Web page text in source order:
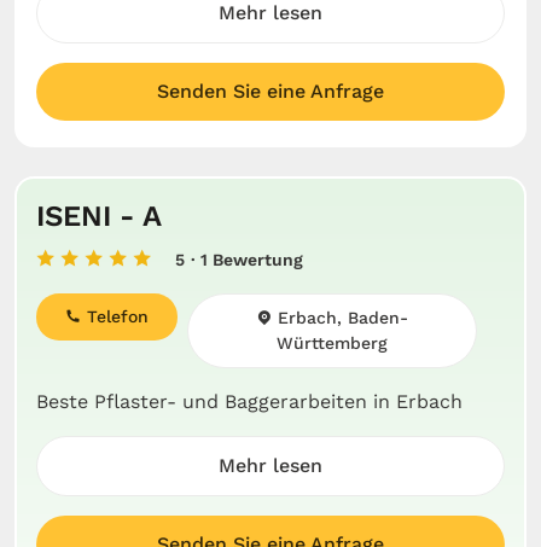
Mehr lesen
Senden Sie eine Anfrage
ISENI - A
5 · 1 Bewertung
Beste Pflaster- und Baggerarbeiten in Erbach
Telefon
Erbach, Baden-
Württemberg
Mehr lesen